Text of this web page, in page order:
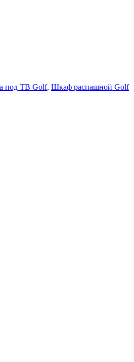
под ТВ Golf, Шкаф распашной Golf